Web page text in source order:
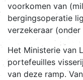
voorkomen van
bergingsoperatie
verzekeraar
Het Ministerie van
portefeuilles
van deze ramp.